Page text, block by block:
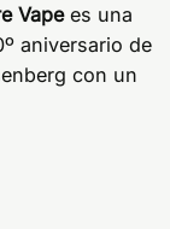
Vapees una
aniversario de
con un